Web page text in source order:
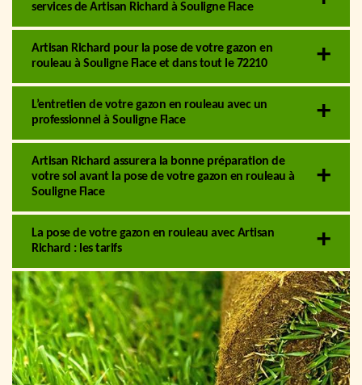
services de Artisan Richard à Souligne Flace
Artisan Richard pour la pose de votre gazon en
rouleau à Souligne Flace et dans tout le 72210
L’entretien de votre gazon en rouleau avec un
professionnel à Souligne Flace
Artisan Richard assurera la bonne préparation de
votre sol avant la pose de votre gazon en rouleau à
Souligne Flace
La pose de votre gazon en rouleau avec Artisan
Richard : les tarifs